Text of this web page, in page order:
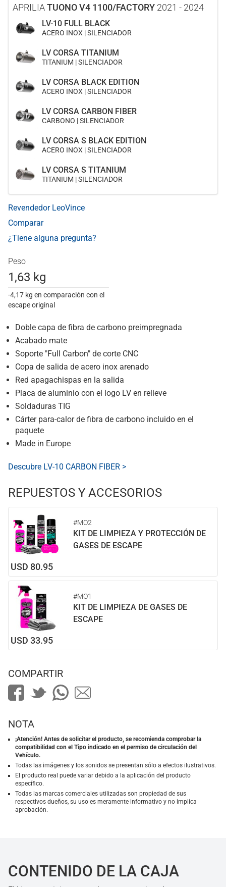
APRILIATUONO V4 1100/FACTORY 2021 - 2024
LV-10 FULL BLACK
ACERO INOX | SILENCIADOR
LV CORSA TITANIUM
TITANIUM | SILENCIADOR
LV CORSA BLACK EDITION
ACERO INOX | SILENCIADOR
LV CORSA CARBON FIBER
CARBONO | SILENCIADOR
LV CORSA S BLACK EDITION
ACERO INOX | SILENCIADOR
LV CORSA S TITANIUM
TITANIUM | SILENCIADOR
Revendedor LeoVince
Comparar
¿Tiene alguna pregunta?
Peso
1,63 kg
-4,17 kg en comparación con el
escape original
Doble capa de fibra de carbono preimpregnada
Acabado mate
Soporte "Full Carbon" de corte CNC
Copa de salida de acero inox arenado
Red apagachispas en la salida
Placa de aluminio con el logo LV en relieve
Soldaduras TIG
Cárter para-calor de fibra de carbono incluido en el
paquete
Made in Europe
Descubre LV-10 CARBON FIBER >
REPUESTOS Y ACCESORIOS
#MO2
KIT DE LIMPIEZA Y PROTECCIÓN DE
GASES DE ESCAPE
USD 80.95
#MO1
KIT DE LIMPIEZA DE GASES DE
ESCAPE
USD 33.95
COMPARTIR
NOTA
¡Atención! Antes de solicitar el producto, se recomienda comprobar la
compatibilidad con el Tipo indicado en el permiso de circulación del
Vehículo.
Todas las imágenes y los sonidos se presentan sólo a efectos ilustrativos.
El producto real puede variar debido a la aplicación del producto
específico.
Todas las marcas comerciales utilizadas son propiedad de sus
respectivos dueños, su uso es meramente informativo y no implica
aprobación.
CONTENIDO DE LA CAJA